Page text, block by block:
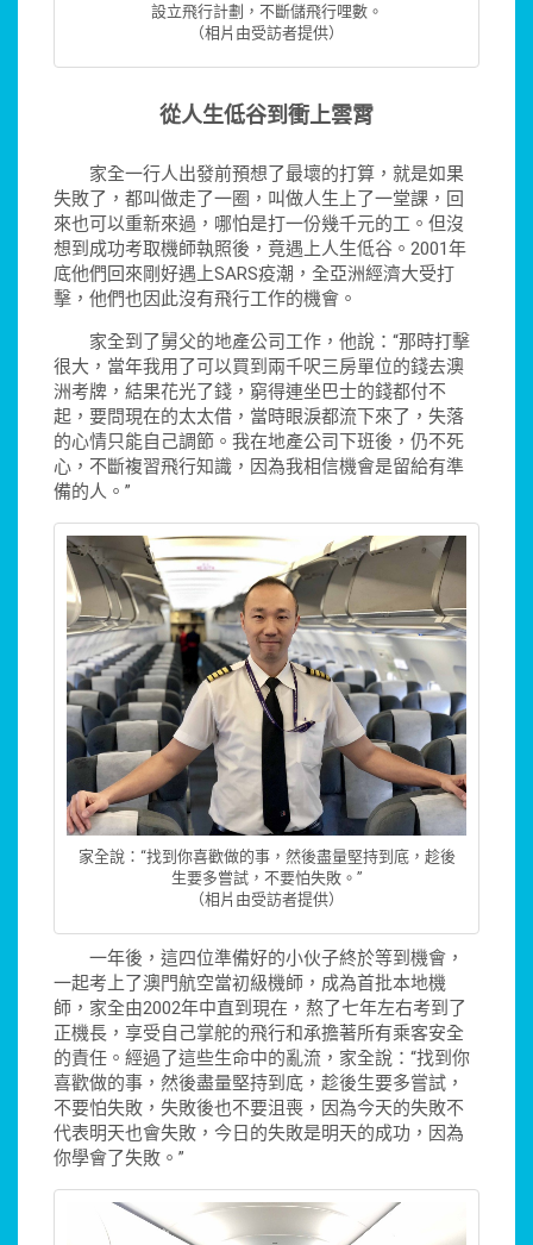
設立飛行計劃，不斷儲飛行哩數。
（相片由受訪者提供）
從人生低谷到衝上雲霄
家全一行人出發前預想了最壞的打算，就是如果
失敗了，都叫做走了一圈，叫做人生上了一堂課，回
來也可以重新來過，哪怕是打一份幾千元的工。但沒
想到成功考取機師執照後，竟遇上人生低谷。2001年
底他們回來剛好遇上SARS疫潮，全亞洲經濟大受打
擊，他們也因此沒有飛行工作的機會。
家全到了舅父的地產公司工作，他說：“那時打擊
很大，當年我用了可以買到兩千呎三房單位的錢去澳
洲考牌，結果花光了錢，窮得連坐巴士的錢都付不
起，要問現在的太太借，當時眼淚都流下來了，失落
的心情只能自己調節。我在地產公司下班後，仍不死
心，不斷複習飛行知識，因為我相信機會是留給有準
備的人。”
家全說：“找到你喜歡做的事，然後盡量堅持到底，趁後
生要多嘗試，不要怕失敗。”
（相片由受訪者提供）
一年後，這四位準備好的小伙子終於等到機會，
一起考上了澳門航空當初級機師，成為首批本地機
師，家全由2002年中直到現在，熬了七年左右考到了
正機長，享受自己掌舵的飛行和承擔著所有乘客安全
的責任。經過了這些生命中的亂流，家全說：“找到你
喜歡做的事，然後盡量堅持到底，趁後生要多嘗試，
不要怕失敗，失敗後也不要沮喪，因為今天的失敗不
代表明天也會失敗，今日的失敗是明天的成功，因為
你學會了失敗。”